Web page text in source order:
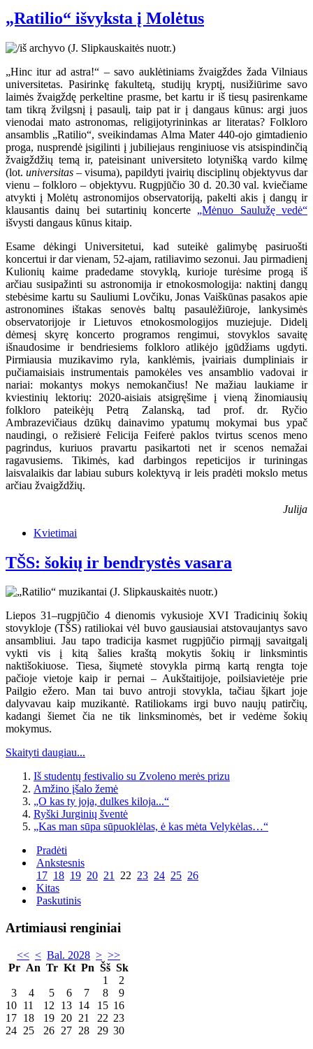
„Ratilio“ išvyksta į Molėtus
„Hinc itur ad astra!“ – savo auklėtiniams žvaigždes žada Vilniaus
universitetas. Pasirinkę fakultetą, studijų kryptį, nusižiūrime savo
laimės žvaigždę perkeltine prasme, bet kartu ir iš tiesų pasirenkame
tam tikrą žvilgsnį į pasaulį, taip pat ir į dangaus kūnus: argi juos
vienodai mato astronomas, religijotyrininkas ar literatas? Folkloro
ansamblis „Ratilio“, sveikindamas Alma Mater 440-ojo gimtadienio
proga, nusprendė įsigilinti į jubiliejaus renginiuose vis atsispindinčią
žvaigždžių temą ir, pateisinant universiteto lotynišką vardo kilmę
(lot. universitas – visuma), papildyti įvairių disciplinų objektyvus dar
vienu – folkloro – objektyvu. Rugpjūčio 30 d. 20.30 val. kviečiame
atvykti į Molėtų astronomijos observatoriją, pakelti akis į dangų ir
klausantis dainų bei sutartinių koncerte „Mėnuo Saulužę vedė“
išvysti dangaus kūnus kitaip.
Esame dėkingi Universitetui, kad suteikė galimybę pasiruošti
koncertui ir dar vienam, 52-ajam, ratiliavimo sezonui. Jau pirmadienį
Kulionių kaime pradedame stovyklą, kurioje turėsime progą iš
arčiau susipažinti su astronomija ir etnokosmologija: naktinį dangų
stebėsime kartu su Sauliumi Lovčiku, Jonas Vaiškūnas pasakos apie
astronomines ištakas senovės baltų pasaulėžiūroje, lankysimės
observatorijoje ir Lietuvos etnokosmologijos muziejuje. Didelį
dėmesį skyrę koncerto programos rengimui, stovyklos savaitę
išnaudosime ir bendriesiems folkloro atlikėjo įgūdžiams ugdyti.
Pirmiausia muzikavimo ryla, kanklėmis, įvairiais dumpliniais ir
pučiamaisiais instrumentais pamokėles ves ansamblio vadovai ir
nariai: mokantys mokys nemokančius! Ne mažiau laukiame ir
kviestinių lektorių: 2020-aisiais atsigręšime į vieną žinomiausių
folkloro pateikėjų Petrą Zalanską, tad prof. dr. Ryčio
Ambrazevičiaus dzūkų dainavimo ypatumų mokymai bus ypač
naudingi, o režisierė Felicija Feiferė paklos tvirtus scenos meno
pagrindus, kuriuos pravartu pasikartoti net ir scenos nemažai
ragavusiems. Tikimės, kad darbingos repeticijos ir turiningas
laisvalaikis dar labiau suburs kolektyvą ir leis pradėti mokslo metus
arčiau žvaigždžių.
Julija
Kvietimai
TŠS: šokių ir bendrystės vasara
Liepos 31–rugpjūčio 4 dienomis vykusioje XVI Tradicinių šokių
stovykloje (TŠS) ratiliokai vėl buvo gausiausiai atstovaujantys savo
ansambliui. Jau tapo tradicija kasmet rugpjūčio pirmąjį savaitgalį
vykti vis į kitą šalies kraštą mokytis šokių ir linksmintis
naktišokiuose. Tiesa, šiųmetė stovykla pirmą kartą rengta toje
pačioje vietoje kaip ir pernai – Aukštaitijoje, poilsiavietėje prie
Pailgio ežero. Man tai buvo antroji stovykla, tačiau šįkart joje
dalyvavau kaip muzikantė. Ratiliokams irgi buvo naujų patirčių,
kadangi šiemet čia ne tik linksminomės, bet ir vedėme šokių
mokymus.
Skaityti daugiau...
Iš studentų festivalio su Zvoleno merės prizu
Amžino įšalo žemė
„O kas ty joja, dulkes kiloja...“
Ryški Jurginių šventė
„Kas man sūpa sūpuoklėlas, ė kas mėta Velykėlas…“
Pradėti
Ankstesnis
17 18 19 20 21 22 23 24 25 26
Kitas
Paskutinis
Artimiausi renginiai
<< < Bal. 2028 > >>
Pr An Tr Kt Pn Šš Sk
1
2
3
4 5 6 7 8
9
10 11 12 13 14 15 16
17 18 19 20 21 22 23
24 25 26 27 28 29 30